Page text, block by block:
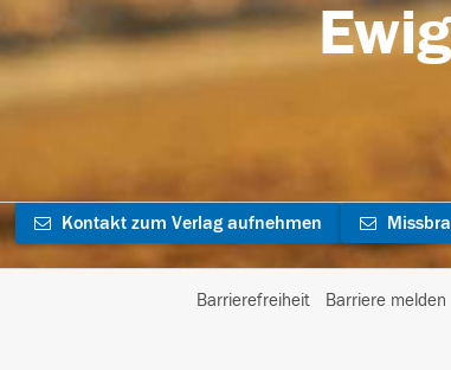
Kontakt zum Verlag aufnehmen
Barrierefreiheit Barriere melden